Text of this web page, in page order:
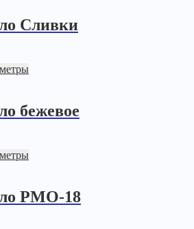
Сливки
бежевое
PМО-18